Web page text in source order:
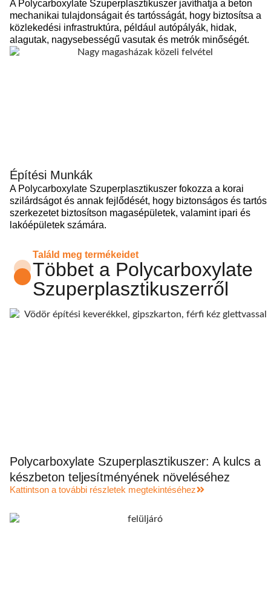
A Polycarboxylate Szuperplasztikuszer javíthatja a beton
mechanikai tulajdonságait és tartósságát, hogy biztosítsa a
közlekedési infrastruktúra, például autópályák, hidak,
alagutak, nagysebességű vasutak és metrók minőségét.
Építési Munkák
A Polycarboxylate Szuperplasztikuszer fokozza a korai
szilárdságot és annak fejlődését, hogy biztonságos és tartós
szerkezetet biztosítson magasépületek, valamint ipari és
lakóépületek számára.
Találd meg termékeidet
Többet a Polycarboxylate
Szuperplasztikuszerről
Polycarboxylate Szuperplasztikuszer: A kulcs a
készbeton teljesítményének növeléséhez
Kattintson a további részletek megtekintéséhez